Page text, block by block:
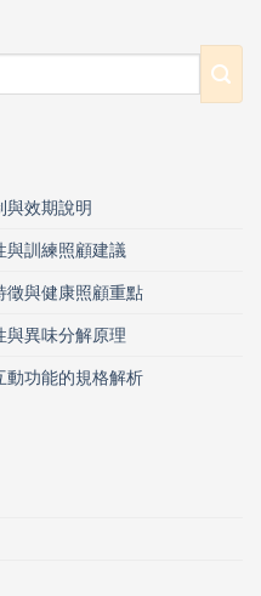
與效期說明
與訓練照顧建議
徵與健康照顧重點
與異味分解原理
動功能的規格解析